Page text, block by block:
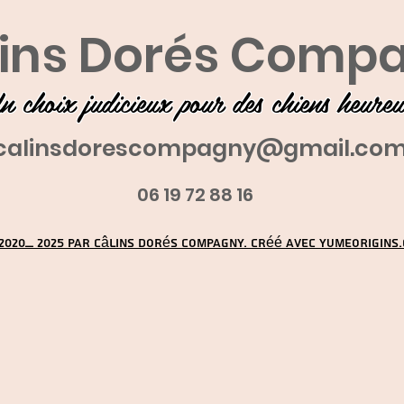
Dorés
choix judicieux pour des chiens
06 19 72 88 16
2025 par Câlins Dorés Compagny. Créé avec